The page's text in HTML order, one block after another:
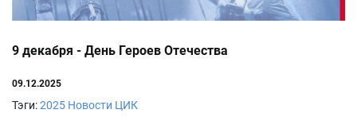
9 декабря - День Героев Отечества
09.12.2025
Тэги:2025 Новости ЦИК